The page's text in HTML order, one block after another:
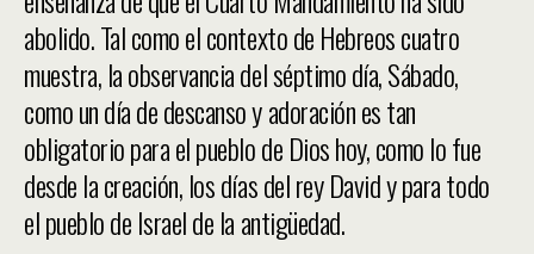
abolido. Tal como el contexto de Hebreos cuatro
muestra, la observancia del séptimo día, Sábado,
como un día de descanso y adoración es tan
obligatorio para el pueblo de Dios hoy, como lo fue
desde la creación, los días del rey David y para todo
el pueblo de Israel de la antigüedad.